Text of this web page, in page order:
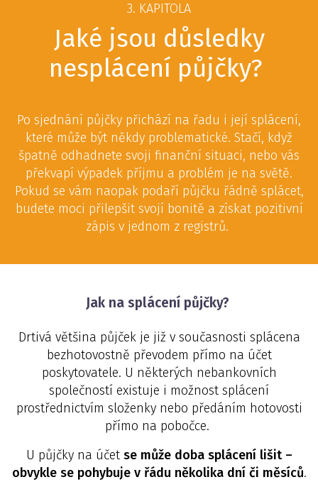
3. KAPITOLA
Jaké jsou důsledky
nesplácení půjčky?
Po sjednání půjčky přichází na řadu i její splácení,
které může být někdy problematické. Stačí, když
špatně odhadnete svoji finanční situaci, nebo vás
překvapí výpadek příjmu a problém je na světě.
Pokud se vám naopak podaří půjčku řádně splácet,
budete moci přilepšit svojí bonitě a získat pozitivní
zápis v jednom z registrů.
Jak na splácení půjčky?
Drtivá většina půjček je již v současnosti splácena
bezhotovostně převodem přímo na účet
poskytovatele. U některých nebankovních
společností existuje i možnost splácení
prostřednictvím složenky nebo předáním hotovosti
přímo na pobočce.
U půjčky na účet se může doba splácení lišit –
obvykle se pohybuje v řádu několika dní či měsíců.